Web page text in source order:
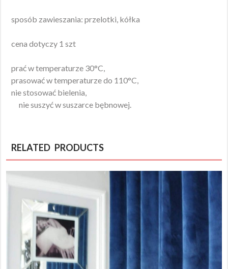
sposób zawieszania: przelotki, kółka
cena dotyczy 1 szt
prać w temperaturze 30°C,
prasować w temperaturze do 110°C,
nie stosować bielenia,
nie suszyć w suszarce bębnowej.
RELATED PRODUCTS